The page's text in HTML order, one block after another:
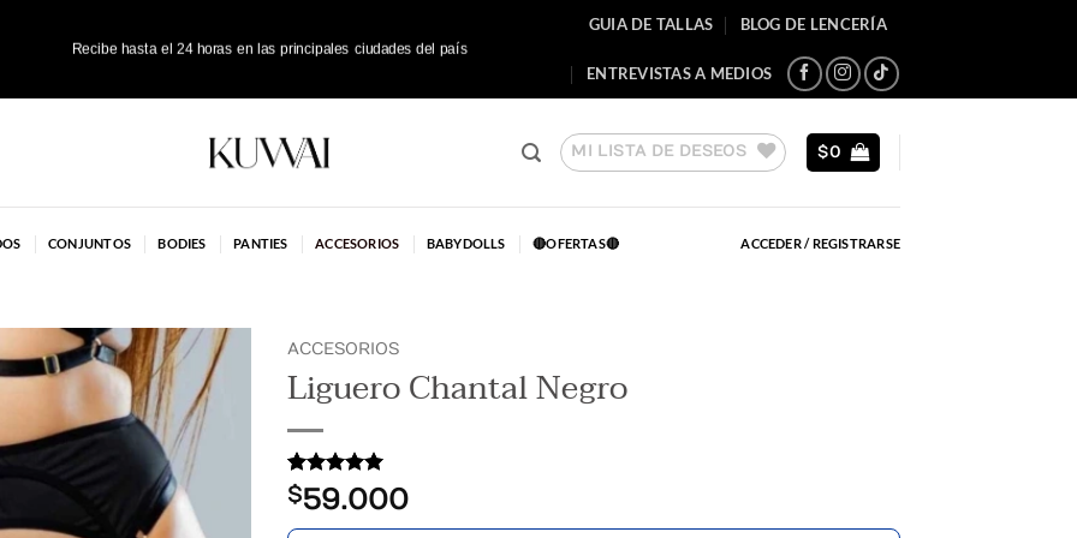
Recibe hasta el 24 horas en las principales ciudades del país
GUIA DE TALLAS BLOG DE LENCERÍA
ENTREVISTAS A MEDIOS
MI LISTA DE DESEOS $0
CONJUNTOS BODIES PANTIES ACCESORIOS BABYDOLLS 🔴OFERTAS🔴 ACCEDER / REGISTRARSE
AÑADIR
A LA
LISTA
DE
DESEOS
ACCESORIOS
Liguero Chantal Negro
Valorado
con5de 5
en base a
1
$59.000